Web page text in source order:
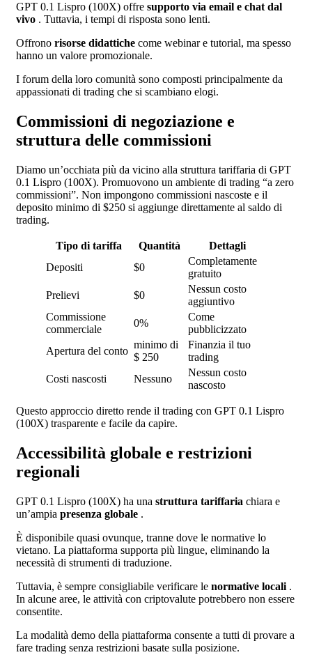
GPT 0.1 Lispro (100X) offre supporto via email e chat dal
vivo . Tuttavia, i tempi di risposta sono lenti.
Offrono risorse didattiche come webinar e tutorial, ma spesso
hanno un valore promozionale.
I forum della loro comunità sono composti principalmente da
appassionati di trading che si scambiano elogi.
Commissioni di negoziazione e
struttura delle commissioni
Diamo un’occhiata più da vicino alla struttura tariffaria di GPT
0.1 Lispro (100X). Promuovono un ambiente di trading “a zero
commissioni”. Non impongono commissioni nascoste e il
deposito minimo di $250 si aggiunge direttamente al saldo di
trading.
Tipo di tariffa Quantità
Dettagli
Depositi
$0
Completamente
gratuito
Prelievi
$0
Nessun costo
aggiuntivo
Commissione
commerciale
0%
Come
pubblicizzato
Apertura del conto
minimo di
$ 250
Finanzia il tuo
trading
Costi nascosti
Nessuno
Nessun costo
nascosto
Questo approccio diretto rende il trading con GPT 0.1 Lispro
(100X) trasparente e facile da capire.
Accessibilità globale e restrizioni
regionali
GPT 0.1 Lispro (100X) ha una struttura tariffaria chiara e
un’ampia presenza globale .
È disponibile quasi ovunque, tranne dove le normative lo
vietano. La piattaforma supporta più lingue, eliminando la
necessità di strumenti di traduzione.
Tuttavia, è sempre consigliabile verificare le normative locali .
In alcune aree, le attività con criptovalute potrebbero non essere
consentite.
La modalità demo della piattaforma consente a tutti di provare a
fare trading senza restrizioni basate sulla posizione.